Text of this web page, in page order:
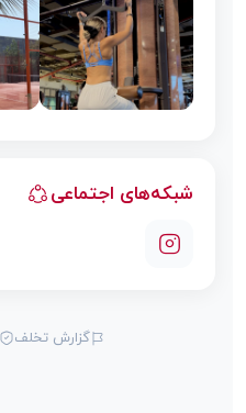
شبکه‌های اجتماعی
گزارش تخلف